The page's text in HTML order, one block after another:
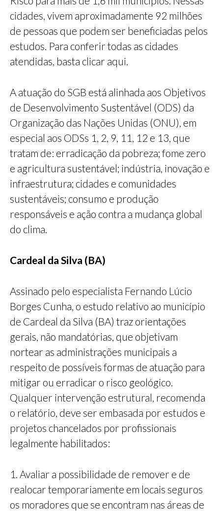
cidades, vivem aproximadamente 92 milhões
de pessoas que podem ser beneficiadas pelos
estudos. Para conferir todas as cidades
atendidas, basta clicar aqui.
A atuação do SGB está alinhada aos Objetivos
de Desenvolvimento Sustentável (ODS) da
Organização das Nações Unidas (ONU), em
especial aos ODSs 1, 2, 9, 11, 12 e 13, que
tratam de: erradicação da pobreza; fome zero
e agricultura sustentável; indústria, inovação e
infraestrutura; cidades e comunidades
sustentáveis; consumo e produção
responsáveis e ação contra a mudança global
do clima.
Cardeal da Silva (BA)
Assinado pelo especialista Fernando Lúcio
Borges Cunha, o estudo relativo ao município
de Cardeal da Silva (BA) traz orientações
gerais, não mandatórias, que objetivam
nortear as administrações municipais a
respeito de possíveis formas de atuação para
mitigar ou erradicar o risco geológico.
Qualquer intervenção estrutural, recomenda
o relatório, deve ser embasada por estudos e
projetos chancelados por profissionais
legalmente habilitados:
1. Avaliar a possibilidade de remover e de
realocar temporariamente em locais seguros
os moradores que se encontram nas áreas de